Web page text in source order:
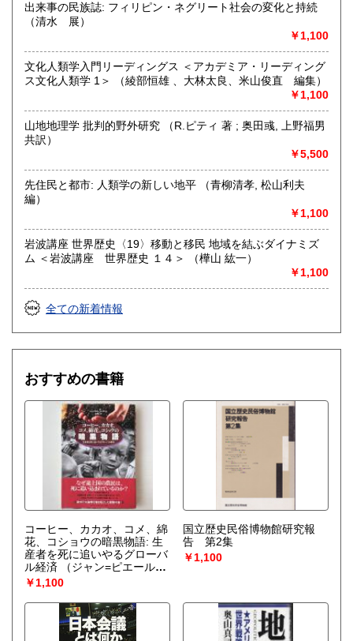
出来事の民族誌: フィリピン・ネグリート社会の変化と持続
（清水 展）
￥1,100
文化人類学入門リーディングス ＜アカデミア・リーディング
ス文化人類学 1＞ （綾部恒雄 、大林太良、米山俊直 編集）
￥1,100
山地地理学 批判的野外研究 （R.ピティ 著 ; 奥田彧, 上野福男
共訳）
￥5,500
先住民と都市: 人類学の新しい地平 （青柳清孝, 松山利夫
編）
￥1,100
岩波講座 世界歴史〈19〉移動と移民 地域を結ぶダイナミズ
ム ＜岩波講座 世界歴史 １４＞ （樺山 紘一）
￥1,100
全ての新着情報
おすすめの書籍
コーヒー、カカオ、コメ、綿
花、コショウの暗黒物語: 生
産者を死に追いやるグローバ
ル経済
（ジャン=ピエール・
ボリス 著 ; 林昌宏 訳）
￥1,100
国立歴史民俗博物館研究報
告 第2集
￥1,100